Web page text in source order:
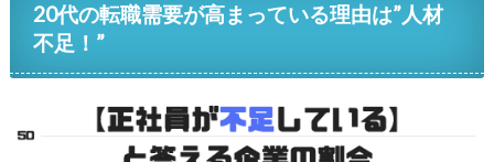
20代の転職需要が高まっている理由は”人材
不足！”